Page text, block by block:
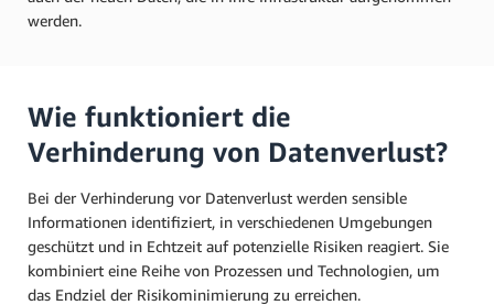
werden.
Wie funktioniert die
Verhinderung von Datenverlust?
Bei der Verhinderung vor Datenverlust werden sensible
Informationen identifiziert, in verschiedenen Umgebungen
geschützt und in Echtzeit auf potenzielle Risiken reagiert. Sie
kombiniert eine Reihe von Prozessen und Technologien, um
das Endziel der Risikominimierung zu erreichen.